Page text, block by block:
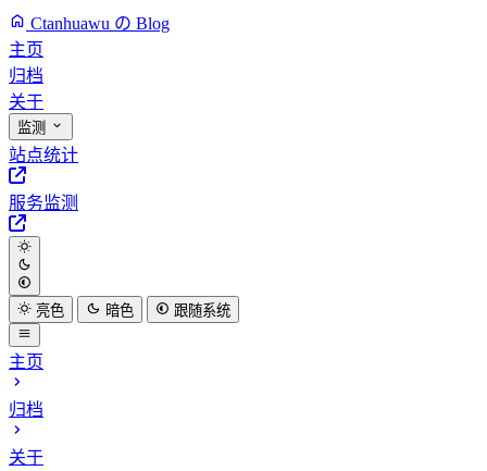
Ctanhuawu の Blog
主页
归档
关于
监测
站点统计
服务监测
亮色 暗色 跟随系统
主页
归档
关于